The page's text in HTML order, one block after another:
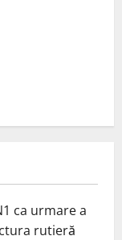
ca urmare a
rutieră